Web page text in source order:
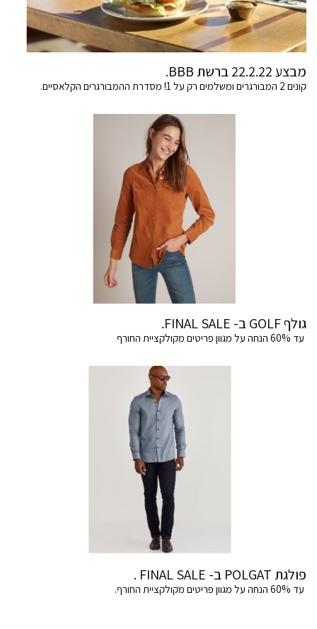
מבצע 22.2.22 ברשת BBB.
קונים 2 המבורגרים ומשלמים רק על 1! מסדרת ההמבורגרים הקלאסיים.
גולף GOLF ב- FINAL SALE.
עד 60% הנחה על מגוון פריטים מקולקציית החורף
פולגת POLGAT ב- FINAL SALE .
עד 60% הנחה על מגוון פריטים מקולקציית החורף.